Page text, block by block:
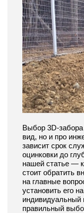
Выбор 3D-
вид, но и про
зависит срок
оцинковки до
нашей статье —
стоит обратить
на главные
установить его
индивидуальный
правильный